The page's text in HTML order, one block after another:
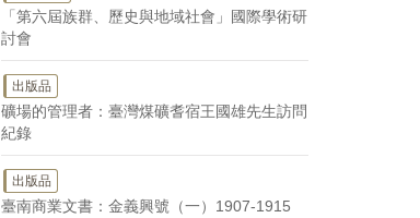
「第六屆族群、歷史與地域社會」國際學術研
討會
出版品
礦場的管理者：臺灣煤礦耆宿王國雄先生訪問
紀錄
出版品
臺南商業文書：金義興號（一）1907-1915